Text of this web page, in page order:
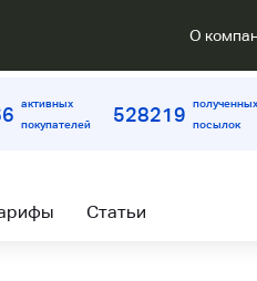
О
активных
покупателей
528219
полученных
посылок
Статьи